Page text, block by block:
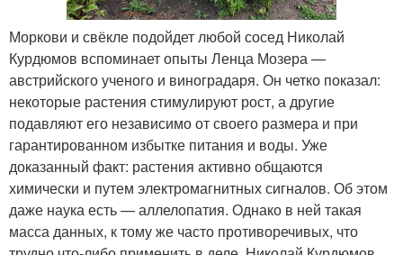
Моркови и свёкле подойдет любой сосед Николай
Курдюмов вспоминает опыты Ленца Мозера —
австрийского ученого и виноградаря. Он четко показал:
некоторые растения стимулируют рост, а другие
подавляют его независимо от своего размера и при
гарантированном избытке питания и воды. Уже
доказанный факт: растения активно общаются
химически и путем электромагнитных сигналов. Об этом
даже наука есть — аллелопатия. Однако в ней такая
масса данных, к тому же часто противоречивых, что